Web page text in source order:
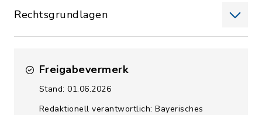
Rechtsgrundlagen
Freigabevermerk
Stand: 01.06.2026
Redaktionell verantwortlich: Bayerisches